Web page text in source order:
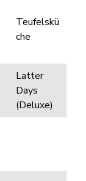
Teufelskü
che
Latter
Days
(Deluxe)